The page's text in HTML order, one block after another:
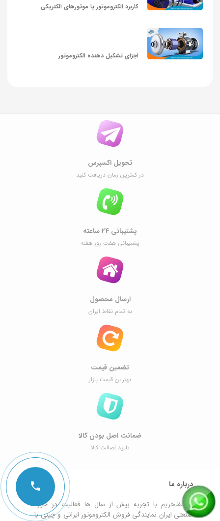
کاربرد الکتروموتور یا موتورهای الکتریکی
اجزای تشکیل دهنده الکتروموتور
تحویل اکسپرس
در کمترین زمان دریافت کنید
پشتیبانی ۲۴ ساعته
پشتیبانی هفت روز هفته
ارسال محصول
به تمام نقاط ایران
تضمین قیمت
بهترین قیمت بازار
ضمانت اصل ‌بودن کالا
تایید اصالت کالا
درباره ما
ما مفتخریم با تجربه بیش از سال ها فعالیت در حوزه
صنعتی ایران نمایندگی فروش الکتروموتور ایرانی و چینی با